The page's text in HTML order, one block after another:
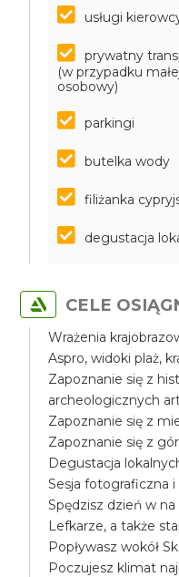
usługi
prywatny
(w przypadku
osobowy)
parkingi
butelka wody
filiżanka
degustacja
CELE
Wrażenia
Aspro, widoki plaż,
Zapoznanie się z
archeologicznych
Zapoznanie się z
Zapoznanie się z
Degustacja
Sesja fotograficzna i
Spędzisz dzień w
Lefkarze, a także
Popływasz wokół
Poczujesz klimat